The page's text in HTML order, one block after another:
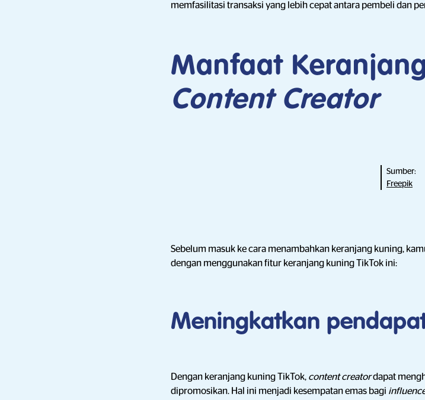
memfasilitasi transaksi yang lebih cepat antara pembeli dan
Manfaat
Content Creator
Sumber:
Freepik
Sebelum masuk ke cara menambahkan keranjang kuning,
dengan menggunakan fitur keranjang kuning TikTok ini:
Meningkatkan
Dengan keranjang kuning TikTok, content creatordapat
dipromosikan. Hal ini menjadi kesempatan emas bagi